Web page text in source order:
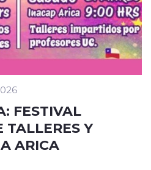
FESTIVAL
TALLERES Y
ARICA